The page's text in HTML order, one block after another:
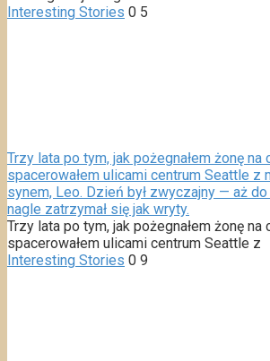
Interesting Stories 0 5
Trzy lata po tym, jak pożegnałem żonę na
spacerowałem ulicami centrum Seattle
synem, Leo. Dzień był zwyczajny — aż
nagle zatrzymał się jak wryty.
Trzy lata po tym, jak pożegnałem żonę na
spacerowałem ulicami centrum Seattle z
Interesting Stories 0 9